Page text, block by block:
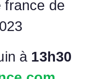
france de
à 13h30